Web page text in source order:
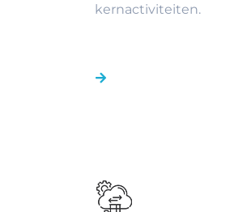
kernactiviteiten.